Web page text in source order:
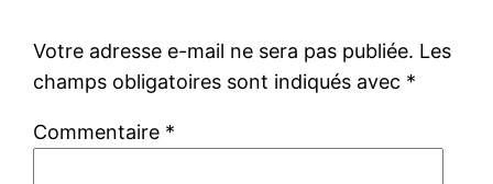
Votre adresse e-mail ne sera pas publiée. Les
champs obligatoires sont indiqués avec *
Commentaire *